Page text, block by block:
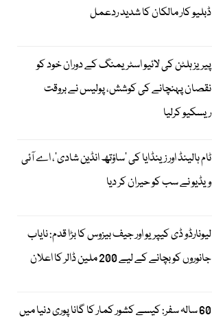
ڈبلیو کار مالکان کا شدید ردعمل
پیریز ہلٹن کی لائیو اسٹریمنگ کے دوران خود کو
نقصان پہنچانے کی کوشش، پولیس نے بروقت
ریسکیو کرلیا
ٹام ہالینڈ اور زینڈایا کی ’ساؤتھ انڈین شادی‘، اے آئی
ویڈیو نے سب کو حیران کر دیا
لیونارڈو ڈی کیپریو اور جیف بیزوس کا بڑا قدم: نایاب
جانوروں کو بچانے کے لیے 200 ملین ڈالر کا اعلان
60 سالہ سفر: کیسے کشور کمار کا گانا پوری دنیا میں